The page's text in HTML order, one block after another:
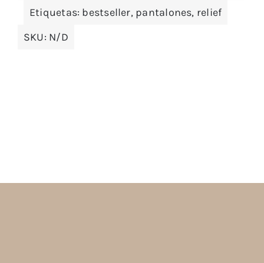
Etiquetas: bestseller, pantalones, relief
SKU: N/D